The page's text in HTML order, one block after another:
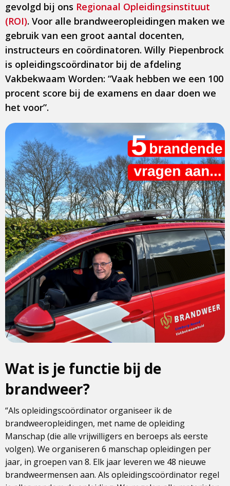
gevolgd bij ons Regionaal Opleidingsinstituut
(ROI). Voor alle brandweeropleidingen maken we
gebruik van een groot aantal docenten,
instructeurs en coördinatoren. Willy Piepenbrock
is opleidingscoördinator bij de afdeling
Vakbekwaam Worden: “Vaak hebben we een 100
procent score bij de examens en daar doen we
het voor”.
Wat is je functie bij de
brandweer?
“Als opleidingscoördinator organiseer ik de
brandweeropleidingen, met name de opleiding
Manschap (die alle vrijwilligers en beroeps als eerste
volgen). We organiseren 6 manschap opleidingen per
jaar, in groepen van 8. Elk jaar leveren we 48 nieuwe
brandweermensen aan. Als opleidingscoördinator regel